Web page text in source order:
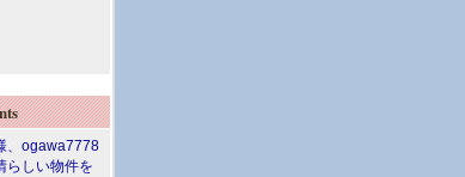
、ogawa7778
らしい物件を